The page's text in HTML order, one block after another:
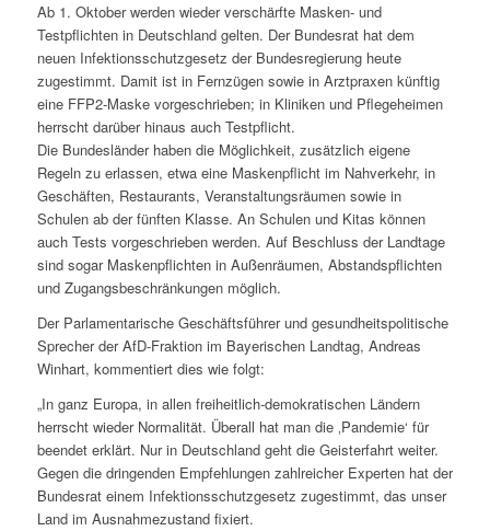
Ab 1. Oktober werden wieder verschärfte Masken- und
Testpflichten in Deutschland gelten. Der Bundesrat hat dem
neuen Infektionsschutzgesetz der Bundesregierung heute
zugestimmt. Damit ist in Fernzügen sowie in Arztpraxen künftig
eine FFP2-Maske vorgeschrieben; in Kliniken und Pflegeheimen
herrscht darüber hinaus auch Testpflicht.
Die Bundesländer haben die Möglichkeit, zusätzlich eigene
Regeln zu erlassen, etwa eine Maskenpflicht im Nahverkehr, in
Geschäften, Restaurants, Veranstaltungsräumen sowie in
Schulen ab der fünften Klasse. An Schulen und Kitas können
auch Tests vorgeschrieben werden. Auf Beschluss der Landtage
sind sogar Maskenpflichten in Außenräumen, Abstandspflichten
und Zugangsbeschränkungen möglich.
Der Parlamentarische Geschäftsführer und gesundheitspolitische
Sprecher der AfD-Fraktion im Bayerischen Landtag, Andreas
Winhart, kommentiert dies wie folgt:
„In ganz Europa, in allen freiheitlich-demokratischen Ländern
herrscht wieder Normalität. Überall hat man die ‚Pandemie‘ für
beendet erklärt. Nur in Deutschland geht die Geisterfahrt weiter.
Gegen die dringenden Empfehlungen zahlreicher Experten hat der
Bundesrat einem Infektionsschutzgesetz zugestimmt, das unser
Land im Ausnahmezustand fixiert.